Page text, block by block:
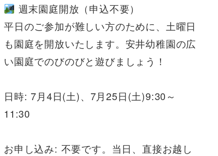
週末園庭開放（申込不要）
平日のご参加が難しい方のために、土曜日
も園庭を開放いたします。安井幼稚園の広
い園庭でのびのびと遊びましょう！
日時: 7月4日(土)、7月25日(土)9:30～
11:30
お申し込み: 不要です。当日、直接お越し